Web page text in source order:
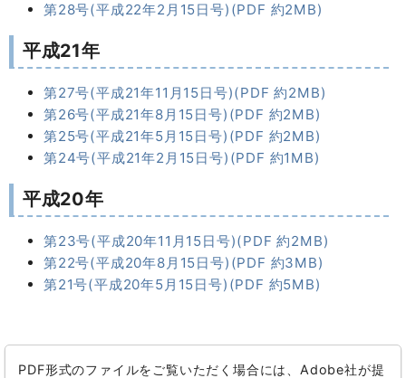
第28号(平成22年2月15日号)(PDF 約2MB)
平成21年
第27号(平成21年11月15日号)(PDF 約2MB)
第26号(平成21年8月15日号)(PDF 約2MB)
第25号(平成21年5月15日号)(PDF 約2MB)
第24号(平成21年2月15日号)(PDF 約1MB)
平成20年
第23号(平成20年11月15日号)(PDF 約2MB)
第22号(平成20年8月15日号)(PDF 約3MB)
第21号(平成20年5月15日号)(PDF 約5MB)
PDF形式のファイルをご覧いただく場合には、Adobe社が提